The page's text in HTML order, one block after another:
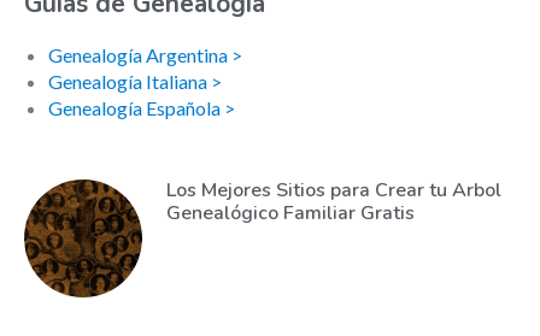
Genealogía Argentina >
Genealogía Italiana >
Genealogía Española >
Los Mejores Sitios para Crear tu Arbol
Genealógico Familiar Gratis